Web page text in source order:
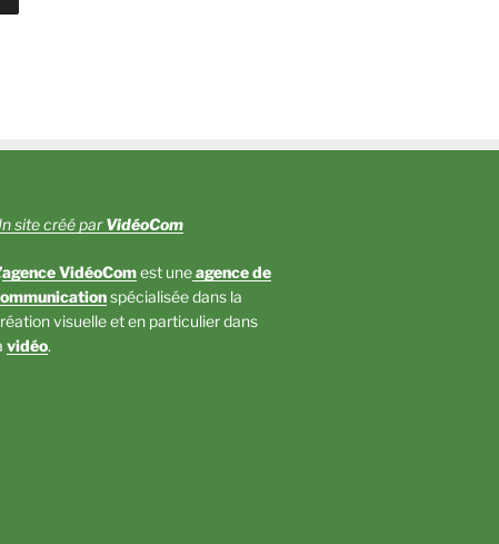
site créé parVidéoCom
agence VidéoComest une agence de
spécialisée dans la
visuelle et en particulier dans
vidéo.